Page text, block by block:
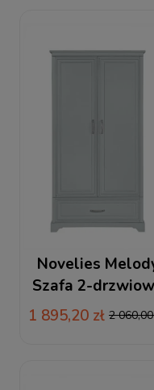
Novelies
Szafa 2-
szary
1 895,20 zł 2 060,00